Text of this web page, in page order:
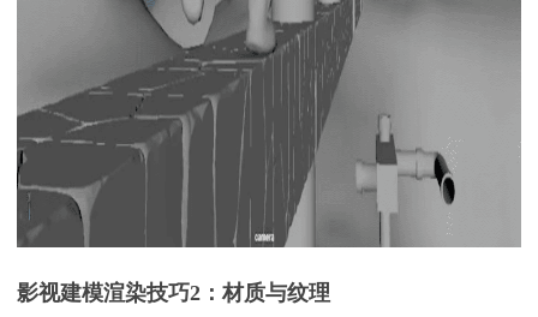
影视建模渲染技巧2：材质与纹理